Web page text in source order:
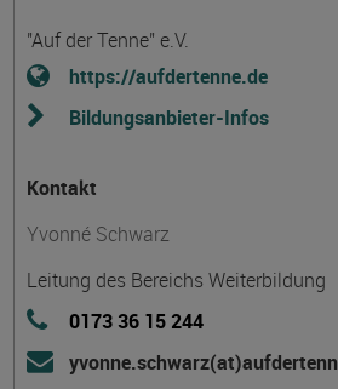
"Auf der Tenne" e.V.
https://aufdertenne.de
Bildungsanbieter-Infos
Kontakt
Yvonné Schwarz
Leitung des Bereichs Weiterbildung
0173 36 15 244